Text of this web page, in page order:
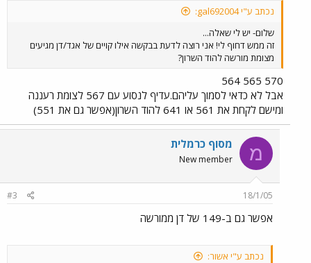
נכתב ע"י gal692004:
שלום- יש לי שאלה...
זה ממש דחוף לי! אני רוצה לדעת בבקשה אילו קויים של אגד/דן מגיעים
מצומת מורשה להוד השרון?
570 565 564
אבל לא כדאי לסמוך עליהם.עדיף לנסוע עם 567 לצומת רעננה
ומישם לקחת את 561 או 641 להוד השרון(אפשר גם את 551)
מ מסוף כרמלית
New member
18/1/05
#3
אפשר גם ב-149 של דן ממורשה
נכתב ע"י אשור: